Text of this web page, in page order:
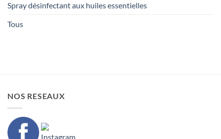
Spray désinfectant aux huiles essentielles
Tous
NOS RESEAUX